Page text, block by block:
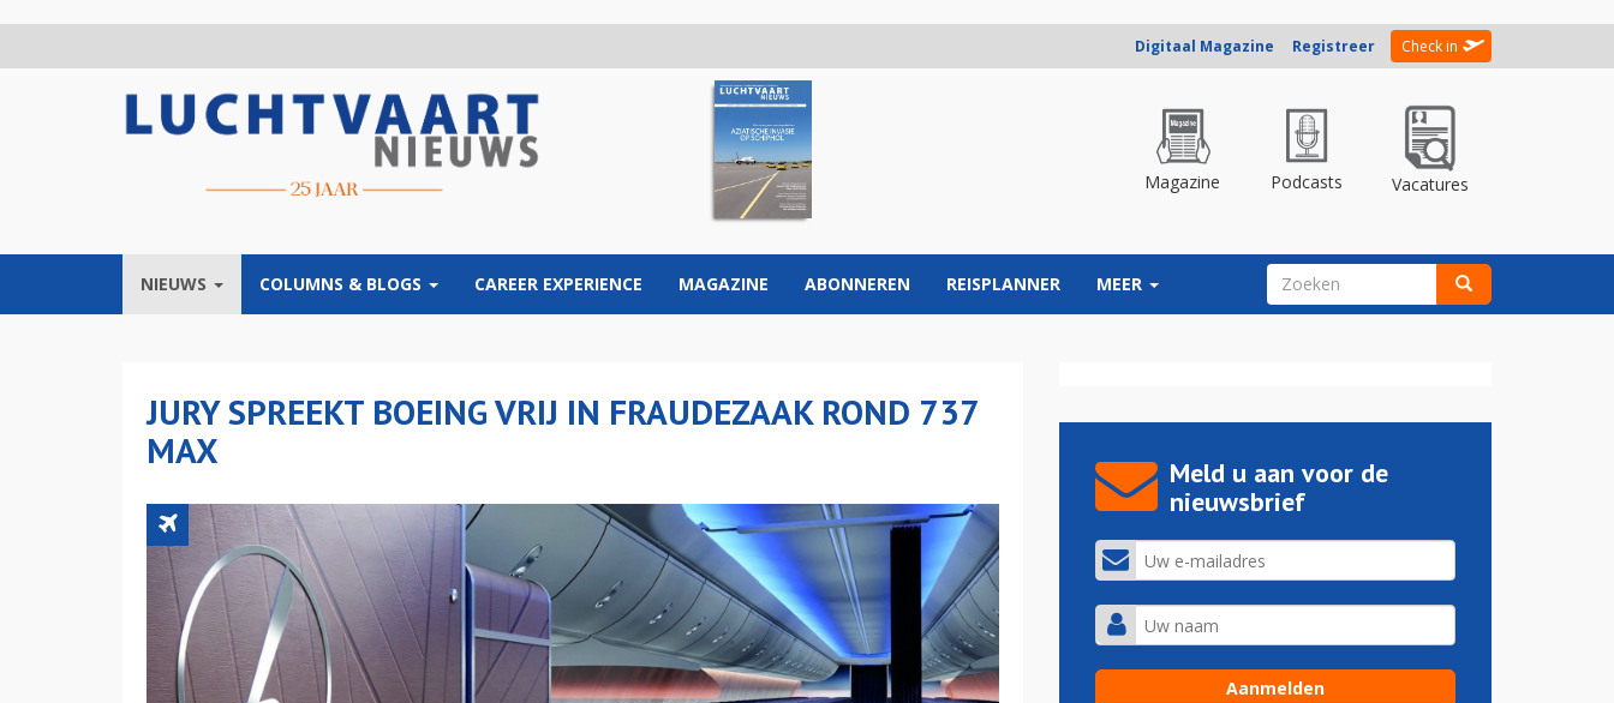
Digitaal Magazine Registreer Check in
Magazine Podcasts Vacatures
NIEUWS COLUMNS & BLOGS CAREER EXPERIENCE MAGAZINE ABONNEREN REISPLANNER MEER ZOEKVELD
JURY SPREEKT BOEING VRIJ IN FRAUDEZAAK ROND 737
MAX
Meld u aan voor de
nieuwsbrief